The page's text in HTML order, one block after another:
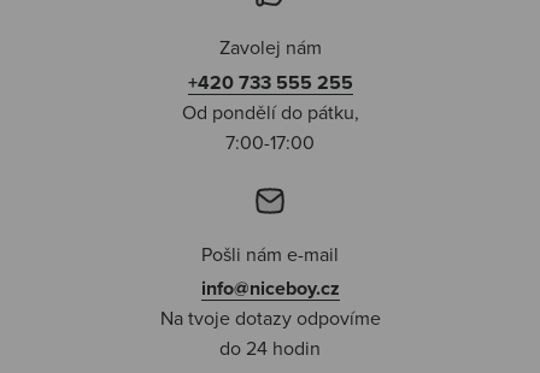
Zavolej nám
+420 733 555 255
Od pondělí do pátku,
7:00-17:00
Pošli nám e-mail
info@niceboy.cz
Na tvoje dotazy odpovíme
do 24 hodin